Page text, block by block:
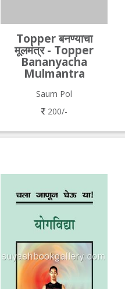
Topper बनण्याचा
मूलमंत्र - Topper
Bananyacha
Mulmantra
Saum Pol
200/-